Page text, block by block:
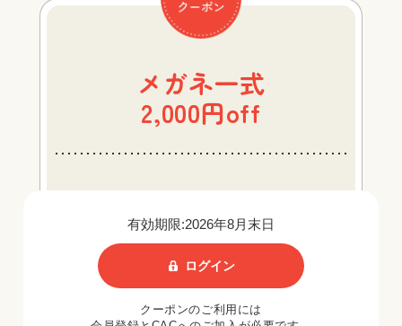
メガネ一式
2,000円off
有効期限:2026年8月末日
ログイン
クーポンのご利用には